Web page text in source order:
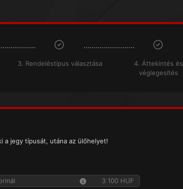
3. Rendeléstípus választása
4. Áttekintés és
véglegesítés
a jegy típusát, utána az ülőhelyet!
3 100 HUF